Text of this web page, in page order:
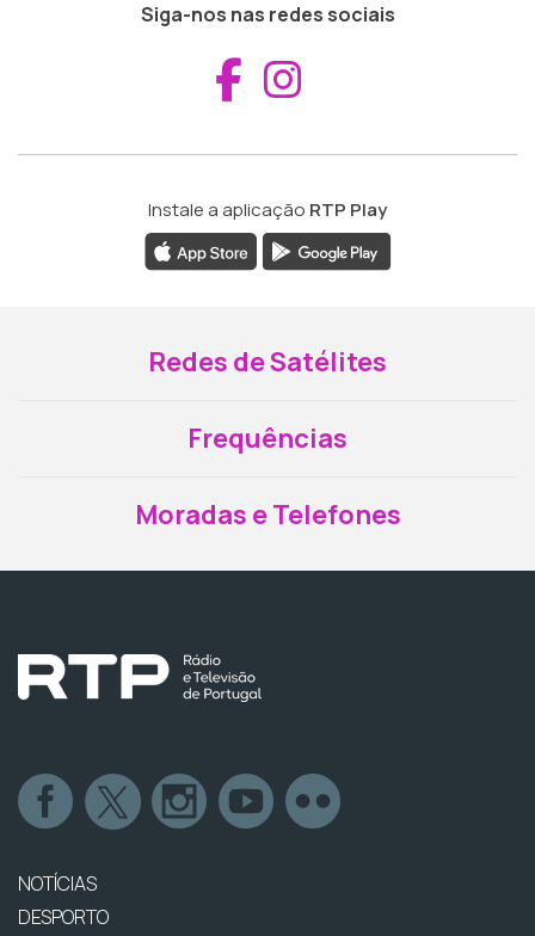
Siga-nos nas redes sociais
Aceder ao
Instale a aplicação RTP Play
Redes de Satélites
Frequências
Moradas e Telefones
NOTÍCIAS
DESPORTO